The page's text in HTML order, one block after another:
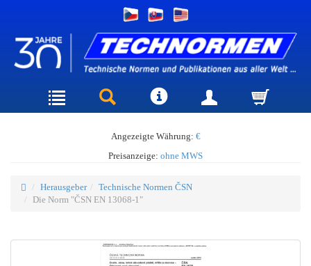
Angezeigte Währung: €
Preisanzeige: ohne MWS
Herausgeber
Technische Normen ČSN
Die Norm "ČSN EN 13068-1"